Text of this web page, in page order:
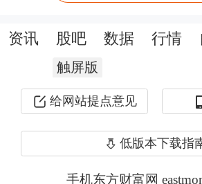
资讯 股吧 数据 行情
触屏版
给网站提点意见
低版本下载指
手机东方财富网